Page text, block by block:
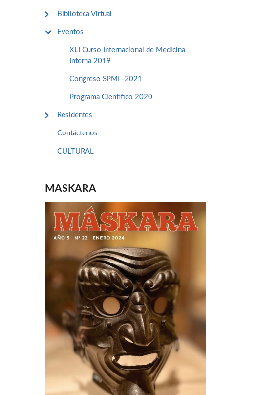
Biblioteca Virtual
Eventos
XLI Curso Internacional de Medicina
Interna 2019
Congreso SPMI -2021
Programa Cientifico 2020
Residentes
Contáctenos
CULTURAL
MASKARA